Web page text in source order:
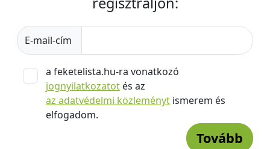
E-mail-cím
a feketelista.hu-ra vonatkozó
jognyilatkozatot és az
az adatvédelmi közleményt ismerem és
elfogadom.
Tovább